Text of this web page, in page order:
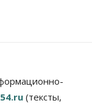
(тексты,